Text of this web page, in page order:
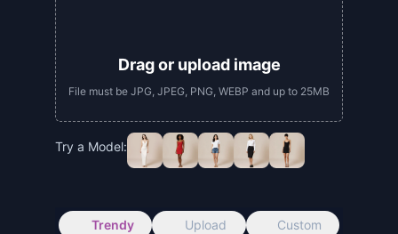
Drag or upload image
File must be JPG, JPEG, PNG, WEBP and up to 25MB
Try a Model:
Trendy Upload Custom